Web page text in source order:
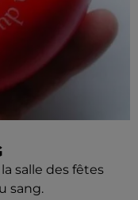
salle des fêtes
sang.